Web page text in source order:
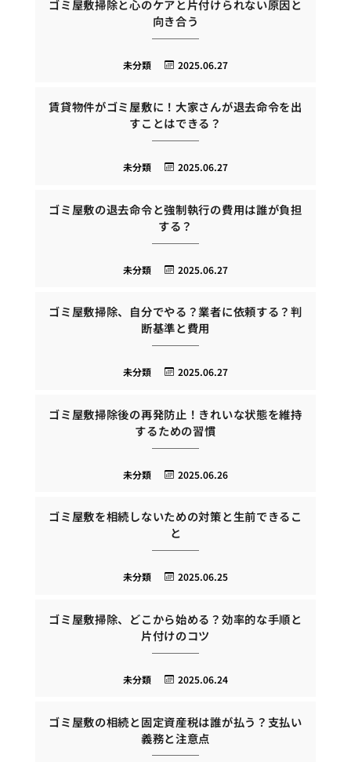
ゴミ屋敷掃除と心のケアと片付けられない原因と
向き合う
2025.06.27
未分類
賃貸物件がゴミ屋敷に！大家さんが退去命令を出
すことはできる？
2025.06.27
未分類
ゴミ屋敷の退去命令と強制執行の費用は誰が負担
する？
2025.06.27
未分類
ゴミ屋敷掃除、自分でやる？業者に依頼する？判
断基準と費用
2025.06.27
未分類
ゴミ屋敷掃除後の再発防止！きれいな状態を維持
するための習慣
2025.06.26
未分類
ゴミ屋敷を相続しないための対策と生前できるこ
と
2025.06.25
未分類
ゴミ屋敷掃除、どこから始める？効率的な手順と
片付けのコツ
2025.06.24
未分類
ゴミ屋敷の相続と固定資産税は誰が払う？支払い
義務と注意点